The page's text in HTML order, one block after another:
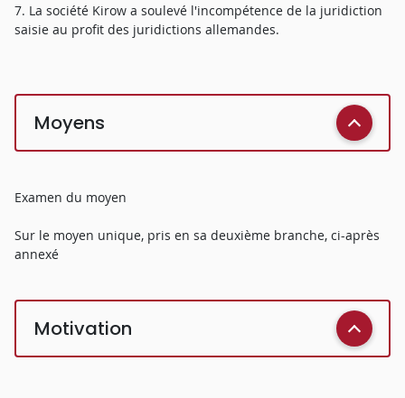
7. La société Kirow a soulevé l'incompétence de la juridiction
saisie au profit des juridictions allemandes.
Moyens
Examen du moyen
Sur le moyen unique, pris en sa deuxième branche, ci-après
annexé
Motivation